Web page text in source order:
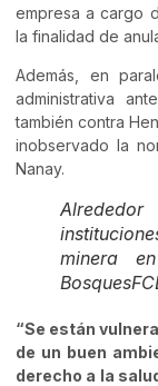
empresa a cargo
la finalidad de
Además, en
administrativa
también contra
inobservado la
Nanay.
minera
“Se están
de un buen
derecho a la